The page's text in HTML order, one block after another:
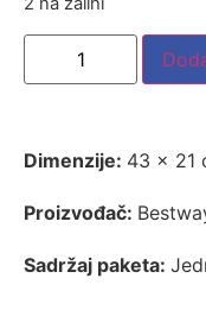
Dimenzije: 43 x 21
Proizvođač:
Sadržaj paketa: